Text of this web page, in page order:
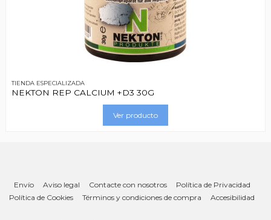
TIENDA ESPECIALIZADA
NEKTON REP CALCIUM +D3 30G
Ver producto
Envío Aviso legal Contacte con nosotros
Política de Privacidad
Política de Cookies
Términos y condiciones de compra Accesibilidad